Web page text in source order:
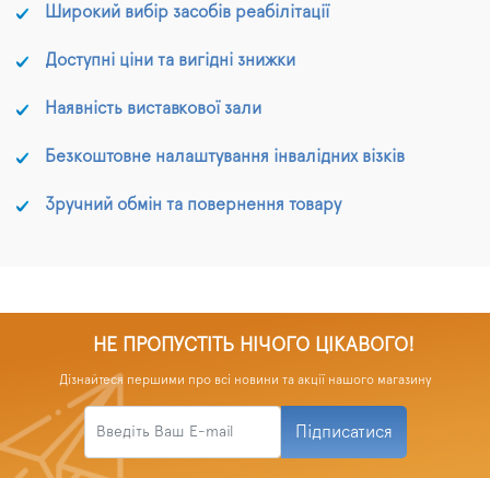
Широкий вибір засобів реабілітації
Доступні ціни та вигідні знижки
Наявність виставкової зали
Безкоштовне налаштування інвалідних візків
Зручний обмін та повернення товару
НЕ ПРОПУСТІТЬ НІЧОГО ЦІКАВОГО!
Дізнайтеся першими про всі новини та акції нашого магазину
Підписатися